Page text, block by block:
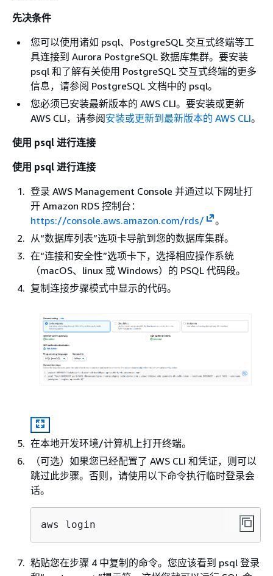
的集群不支持
RDS 代理。有
关更多信息，
请参阅适用于
Aurora 的
Amazon RDS
备份副本的时
间长度（1 到
35 天）。可使
用备份副本对
数据库执行时
间点还原
(PITR)，以还
原到第二个时
作完成后进
更改。
备份时段
从 8 小时时间
段中随机选择
段，以自动备
份数据库。
组。可以稍
启 DevOps
Guru）
况的详细分
析，必须开启
性能详情。有
性能详情为您
用。可以在
先决条件
您可以使用诸如 psql、PostgreSQL 交互式终端等工
具连接到 Aurora PostgreSQL 数据库集群。要安装
psql 和了解有关使用 PostgreSQL 交互式终端的更多
信息，请参阅 PostgreSQL 文档中的 psql。
您必须已安装最新版本的 AWS CLI。要安装或更新
AWS CLI，请参阅安装或更新到最新版本的 AWS CLI。
使用 psql 进行连接
使用 psql 进行连接
登录 AWS Management Console 并通过以下网址打
开 Amazon RDS 控制台：
https://console.aws.amazon.com/rds/
。
从“数据库列表”选项卡导航到您的数据库集群。
在“连接和安全性”选项卡下，选择相应操作系统
（macOS、linux 或 Windows）的 PSQL 代码段。
复制连接步骤模式中显示的代码。
在本地开发环境/计算机上打开终端。
（可选）如果您已经配置了 AWS CLI 和凭证，则可以
跳过此步骤。否则，请使用以下命令执行临时登录会
话。
aws login
粘贴您在步骤 4 中复制的命令。您应该看到 psql 登录